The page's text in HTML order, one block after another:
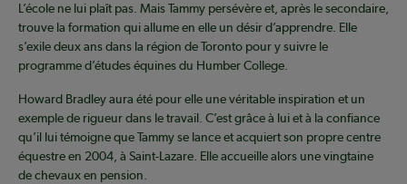
L’école ne lui plaît pas. Mais Tammy persévère et, après le secondaire,
trouve la formation qui allume en elle un désir d’apprendre. Elle
s’exile deux ans dans la région de Toronto pour y suivre le
programme d’études équines du Humber College.
Howard Bradley aura été pour elle une véritable inspiration et un
exemple de rigueur dans le travail. C’est grâce à lui et à la confiance
qu’il lui témoigne que Tammy se lance et acquiert son propre centre
équestre en 2004, à Saint-Lazare. Elle accueille alors une vingtaine
de chevaux en pension.